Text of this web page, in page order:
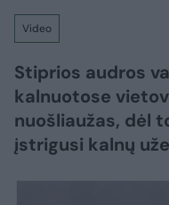
Video
Stiprios audros
kalnuotose
nuošliaužas, dėl
įstrigusi kalnų